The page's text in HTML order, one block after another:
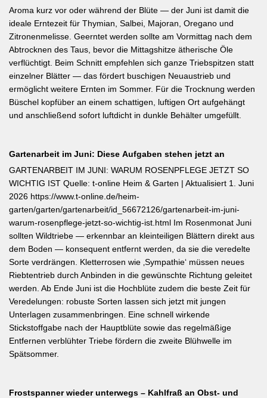
Aroma kurz vor oder während der Blüte — der Juni ist damit die
ideale Erntezeit für Thymian, Salbei, Majoran, Oregano und
Zitronenmelisse. Geerntet werden sollte am Vormittag nach dem
Abtrocknen des Taus, bevor die Mittagshitze ätherische Öle
verflüchtigt. Beim Schnitt empfehlen sich ganze Triebspitzen statt
einzelner Blätter — das fördert buschigen Neuaustrieb und
ermöglicht weitere Ernten im Sommer. Für die Trocknung werden
Büschel kopfüber an einem schattigen, luftigen Ort aufgehängt
und anschließend sofort luftdicht in dunkle Behälter umgefüllt.
Gartenarbeit im Juni: Diese Aufgaben stehen jetzt an
GARTENARBEIT IM JUNI: WARUM ROSENPFLEGE JETZT SO
WICHTIG IST Quelle: t-online Heim & Garten | Aktualisiert 1. Juni
2026 https://www.t-online.de/heim-
garten/garten/gartenarbeit/id_56672126/gartenarbeit-im-juni-
warum-rosenpflege-jetzt-so-wichtig-ist.html Im Rosenmonat Juni
sollten Wildtriebe — erkennbar an kleinteiligen Blättern direkt aus
dem Boden — konsequent entfernt werden, da sie die veredelte
Sorte verdrängen. Kletterrosen wie ‚Sympathie‘ müssen neues
Riebtentrieb durch Anbinden in die gewünschte Richtung geleitet
werden. Ab Ende Juni ist die Hochblüte zudem die beste Zeit für
Veredelungen: robuste Sorten lassen sich jetzt mit jungen
Unterlagen zusammenbringen. Eine schnell wirkende
Stickstoffgabe nach der Hauptblüte sowie das regelmäßige
Entfernen verblühter Triebe fördern die zweite Blühwelle im
Spätsommer.
Frostspanner wieder unterwegs – Kahlfraß an Obst- und